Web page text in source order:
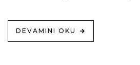
DEVAMINI OKU